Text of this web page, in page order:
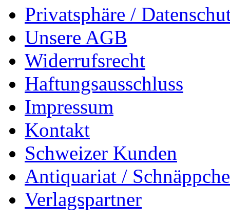
Privatsphäre /
Unsere AGB
Widerrufsrecht
Haftungsausschluss
Impressum
Kontakt
Schweizer Kunden
Antiquariat /
Verlagspartner